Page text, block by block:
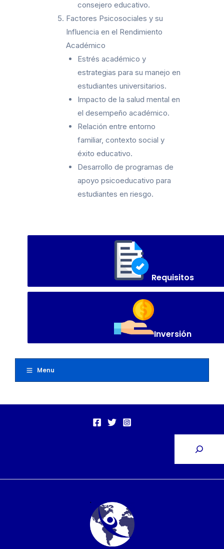
consejero educativo.
Factores Psicosociales y su
Influencia en el Rendimiento
Académico
Estrés académico y
estrategias para su manejo en
estudiantes universitarios.
Impacto de la salud mental en
el desempeño académico.
Relación entre entorno
familiar, contexto social y
éxito educativo.
Desarrollo de programas de
apoyo psicoeducativo para
estudiantes en riesgo.
Requisitos
Inversión
Menu